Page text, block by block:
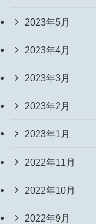
2023年5月
2023年4月
2023年3月
2023年2月
2023年1月
2022年11月
2022年10月
2022年9月